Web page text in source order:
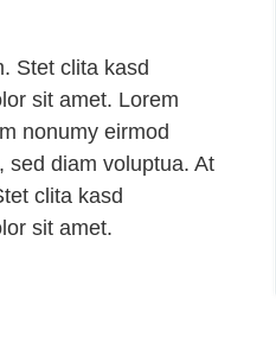
Stet clita kasd
sit amet. Lorem
nonumy eirmod
sed diam voluptua. At
clita kasd
sit amet.